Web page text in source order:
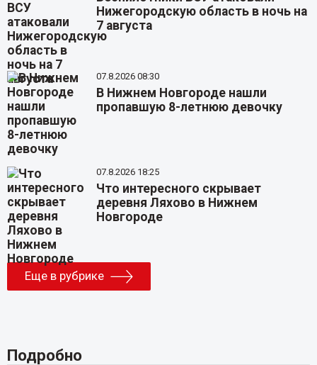
Нижегородскую область в ночь на
7 августа
07.8.2026 08:30
В Нижнем Новгороде нашли
пропавшую 8-летнюю девочку
07.8.2026 18:25
Что интересного скрывает
деревня Ляхово в Нижнем
Новгороде
Еще в рубрике
Подробно